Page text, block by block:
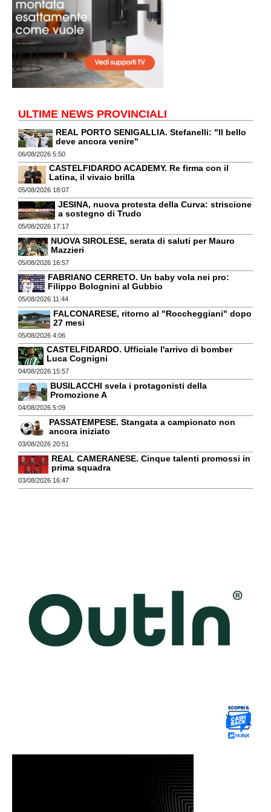
ULTIME NEWS PROVINCIALI
REAL PORTO SENIGALLIA. Stefanelli: "Il bello
deve ancora venire"
06/08/2026 5:50
CASTELFIDARDO ACADEMY. Re firma con il
Latina, il vivaio brilla
05/08/2026 18:07
JESINA, nuova protesta della Curva: striscione
a sostegno di Trudo
05/08/2026 17:17
NUOVA SIROLESE, serata di saluti per Mauro
Mazzieri
05/08/2026 16:57
FABRIANO CERRETO. Un baby vola nei pro:
Filippo Bolognini al Gubbio
05/08/2026 11:44
FALCONARESE, ritorno al "Roccheggiani" dopo
27 mesi
05/08/2026 4:06
CASTELFIDARDO. Ufficiale l'arrivo di bomber
Luca Cognigni
04/08/2026 15:57
BUSILACCHI svela i protagonisti della
Promozione A
04/08/2026 5:09
PASSATEMPESE. Stangata a campionato non
ancora iniziato
03/08/2026 20:51
REAL CAMERANESE. Cinque talenti promossi in
prima squadra
03/08/2026 16:47